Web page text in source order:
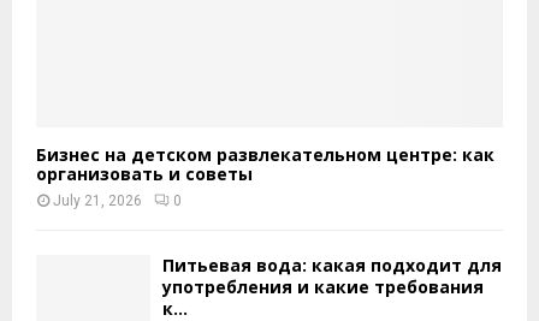
Бизнес на детском развлекательном центре: как
организовать и советы
July 21, 2026 0
Питьевая вода: какая подходит для
употребления и какие требования
к...